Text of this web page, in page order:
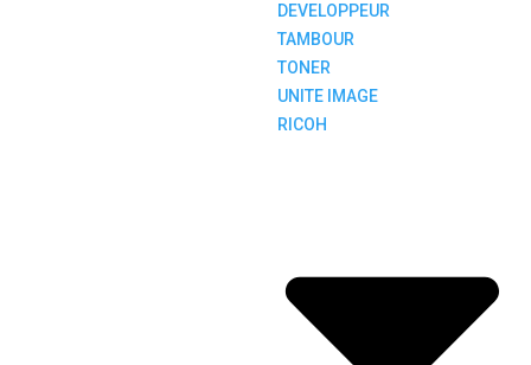
DEVELOPPEUR
TAMBOUR
TONER
UNITE IMAGE
RICOH